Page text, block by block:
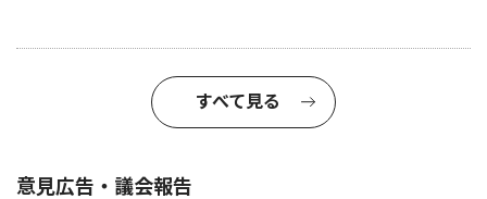
すべて見る
意見広告・議会報告